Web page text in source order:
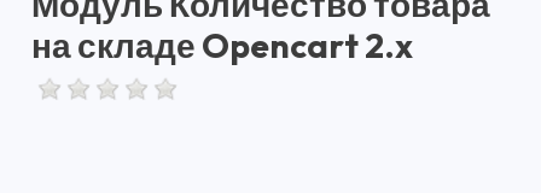
на складе Opencart 2.x